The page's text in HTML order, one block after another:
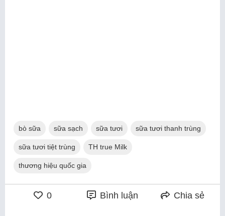
bò sữa sữa sạch sữa tươi sữa tươi thanh trùng
sữa tươi tiệt trùng TH true Milk
thương hiệu quốc gia
0 Bình luận Chia sẻ